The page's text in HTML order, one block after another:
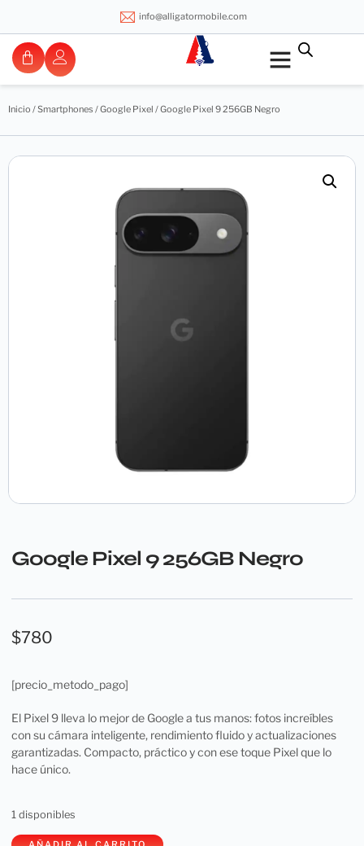
info@alligatormobile.com
Inicio /Smartphones /Google Pixel / Google Pixel 9 256GB Negro
Google Pixel 9 256GB Negro
$780
[precio_metodo_pago]
El Pixel 9 lleva lo mejor de Google a tus manos: fotos increíbles
con su cámara inteligente, rendimiento fluido y actualizaciones
garantizadas. Compacto, práctico y con ese toque Pixel que lo
hace único.
1 disponibles